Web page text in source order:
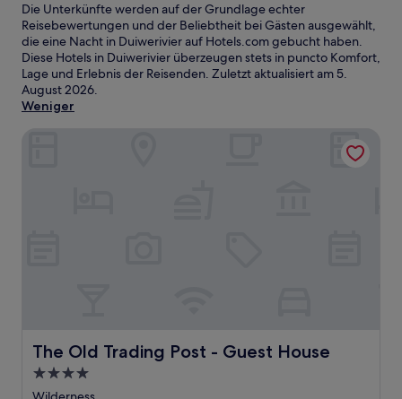
Die Unterkünfte werden auf der Grundlage echter
Reisebewertungen und der Beliebtheit bei Gästen ausgewählt,
die eine Nacht in Duiwerivier auf Hotels.com gebucht haben.
Diese Hotels in Duiwerivier überzeugen stets in puncto Komfort,
Lage und Erlebnis der Reisenden. Zuletzt aktualisiert am5.
August 2026.
Weniger
The Old Trading Post - Guest House
The Old Trading Post - Guest House
4.0-
Sterne-